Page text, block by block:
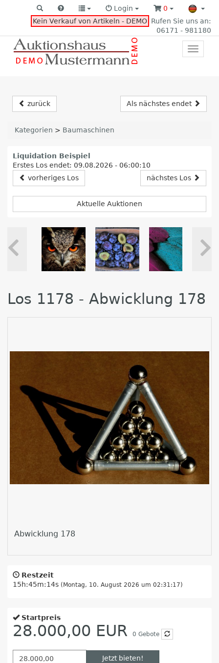
Login
0
Kein Verkauf von Artikeln - DEMO Rufen Sie uns an:
06171 - 981180
Toggle
zurück Als nächstes endet
Kategorien > Baumaschinen
Liquidation Beispiel
Erstes Los endet: 09.08.2026 - 06:00:10
vorheriges Los
nächstes Los
Aktuelle Auktionen
Los 1178 - Abwicklung 178
Abwicklung 178
Restzeit
15h:45m:13s (Montag, 10. August 2026 um 02:31:17)
Startpreis
28.000,00 EUR 0 Gebote
Jetzt bieten!